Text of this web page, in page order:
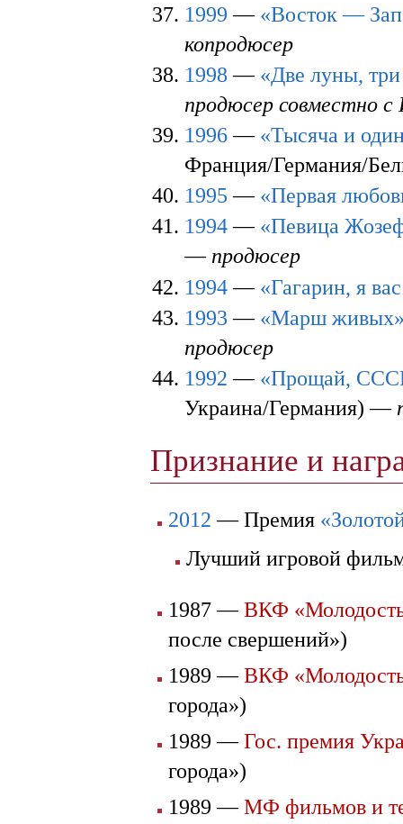
1999 — «Восток —
копродюсер
1998 — «Две луны,
продюсер совместно
1996— «Тысяча и
Франция/Германия/
1995 — «Первая
1994— «Певица
— продюсер
1994— «Гагарин, я
1993 — «Марш
продюсер
1992 — «Прощай,
Украина/Германия) —
Признание и
2012 — Премия
Лучший игровой
1987 —ВКФ
после свершений»)
1989 —ВКФ
города»)
1989 —Гос. премия
города»)
1989 —МФ фильмов и